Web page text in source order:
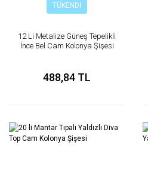
TÜKENDİ
12 Li Metalize Güneş Tepelikli
İnce Bel Cam Kolonya Şişesi
488,84 TL